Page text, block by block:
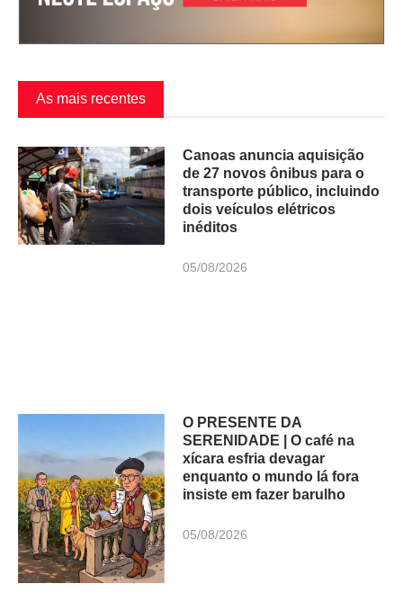
As mais recentes
Canoas anuncia aquisição
de 27 novos ônibus para o
transporte público, incluindo
dois veículos elétricos
inéditos
05/08/2026
O PRESENTE DA
SERENIDADE | O café na
xícara esfria devagar
enquanto o mundo lá fora
insiste em fazer barulho
05/08/2026